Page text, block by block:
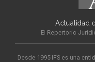
Actualidad
El Repertorio
Desde 1995 IFS es una